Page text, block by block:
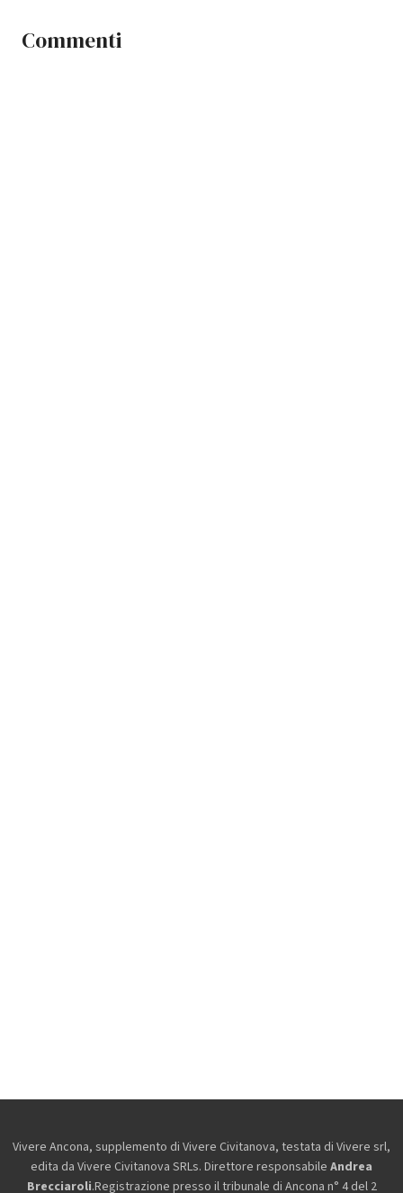
Commenti
Vivere Ancona, supplemento di Vivere Civitanova, testata di Vivere srl,
edita da Vivere Civitanova SRLs. Direttore responsabile Andrea
Brecciaroli.Registrazione presso il tribunale di Ancona n° 4 del 2